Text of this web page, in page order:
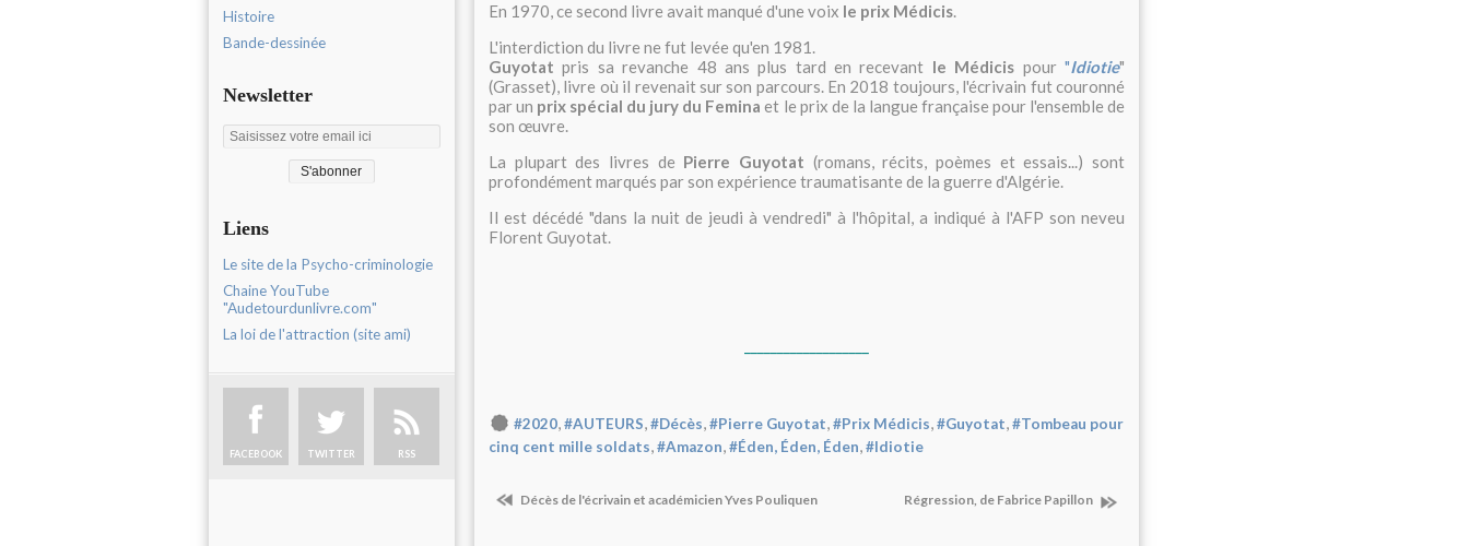
Histoire
Bande-dessinée
Newsletter
Liens
Le site de la Psycho-criminologie
Chaine YouTube
"Audetourdunlivre.com"
La loi de l'attraction (site ami)
FACEBOOK TWITTER RSS
En 1970, ce second livre avait manqué d'une voix le prix Médicis.
L'interdiction du livre ne fut levée qu'en 1981.
Guyotat pris sa revanche 48 ans plus tard en recevant le Médicis pour"Idiotie"
(Grasset), livre où il revenait sur son parcours. En 2018 toujours, l'écrivain fut couronné
par un prix spécial du jury du Femina et le prix de la langue française pour l'ensemble de
son œuvre.
La plupart des livres de Pierre Guyotat (romans, récits, poèmes et essais...) sont
profondément marqués par son expérience traumatisante de la guerre d'Algérie.
Il est décédé "dans la nuit de jeudi à vendredi" à l'hôpital, a indiqué à l'AFP son neveu
Florent Guyotat.
#2020,#AUTEURS,#Décès,#Pierre Guyotat,#Prix Médicis,#Guyotat,#Tombeau pour
cinq cent mille soldats,#Amazon,#Éden, Éden, Éden,#Idiotie
Décès de l'écrivain et académicien Yves Pouliquen Régression, de Fabrice Papillon